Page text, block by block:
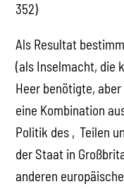
352)
Als Resultat
(als Inselmacht, die
Heer benötigte,
eine Kombination
Politik des ‚Teilen
der Staat in
anderen